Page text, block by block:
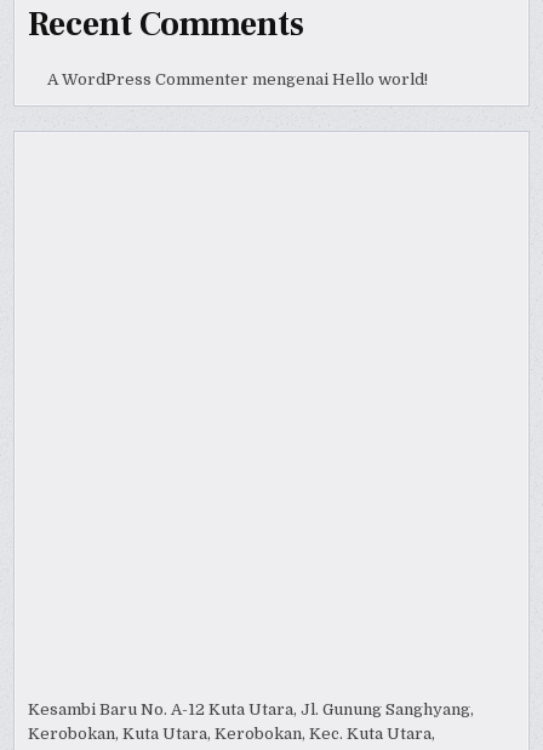
Recent Comments
A WordPress Commenter mengenai Hello world!
Kesambi Baru No. A-12 Kuta Utara, Jl. Gunung Sanghyang,
Kerobokan, Kuta Utara, Kerobokan, Kec. Kuta Utara,